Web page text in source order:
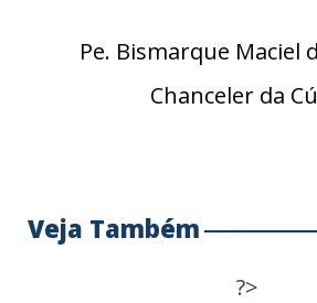
Pe. Bismarque Maciel
Chanceler da
Veja Também
?>